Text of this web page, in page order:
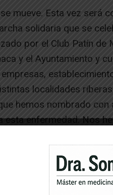
mueve. Esta vez será
solidaria que se
por el Club Patín de
y el Ayuntamiento y
localidades
hemos nombrado con
esta enfermedad. Nos
y colaboración
salido adelante”,
el pasado 20 de marzo